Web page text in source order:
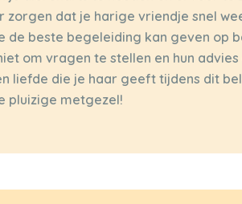
zorgen dat je harige vriendje snel
de beste begeleiding kan geven op
om vragen te stellen en hun
liefde die je haar geeft tijdens dit
pluizige metgezel!